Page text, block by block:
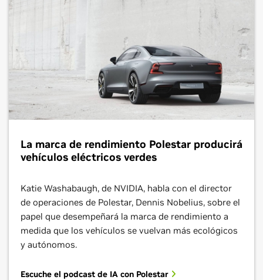
La marca de rendimiento Polestar producir
vehículos eléctricos verdes
Katie Washabaugh, de NVIDIA, habla con el director
de operaciones de Polestar, Dennis Nobelius, sobre el
papel que desempeñará la marca de rendimiento a
medida que los vehículos se vuelvan más ecológicos
y autónomos.
Escuche el podcast de IA con Polestar